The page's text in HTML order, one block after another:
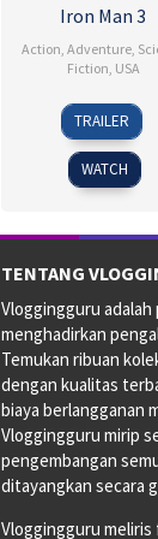
Iron Man 3
Action, Adventure,
Fiction, USA
18
Apr
2013
Brian
Relyea
TRAILER
WATCH
TENTANG
Vloggingguru
menghadirkan
Temukan ribuan
dengan kualitas
biaya berlangganan
Vloggingguru mirip
pengembangan
ditayangkan secara
Vloggingguru